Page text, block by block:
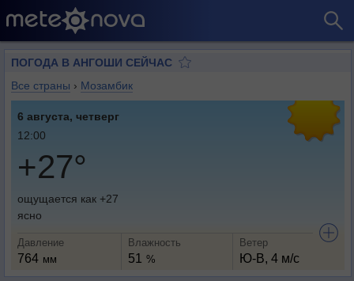
ПОГОДА В АНГОШИ СЕЙЧАС
Все страны › Мозамбик
6 августа, четверг
12:00
+27°
ощущается как +27
ясно
Давление
764 мм
Влажность
51 %
Ветер
Ю-В, 4 м/с